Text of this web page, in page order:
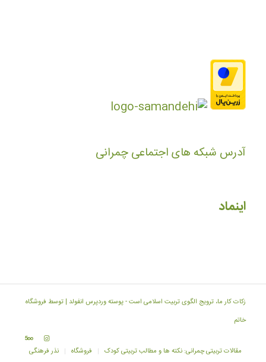
آدرس شبکه های اجتماعی چمرانی
اینماد
زکات کار ما، ترویج الگوی تربیت اسلامی است -پوسته وردپرس انفولد | توسط فروشگاه
خاتم
مقالات تربیتی چمرانی: نکته ها و مطالب تربیتی کودک فروشگاه نذر فرهنگی